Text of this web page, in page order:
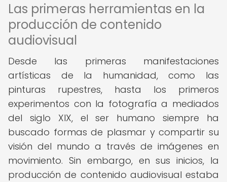
Las primeras herramientas en la
producción de contenido
audiovisual
Desde las primeras manifestaciones
artísticas de la humanidad, como las
pinturas rupestres, hasta los primeros
experimentos con la fotografía a mediados
del siglo XIX, el ser humano siempre ha
buscado formas de plasmar y compartir su
visión del mundo a través de imágenes en
movimiento. Sin embargo, en sus inicios, la
producción de contenido audiovisual estaba